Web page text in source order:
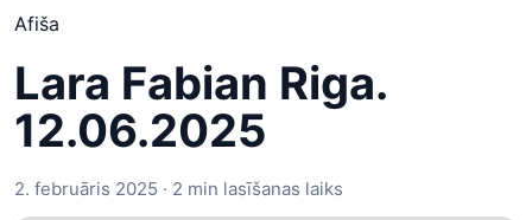
Afiša
Lara Fabian Riga.
12.06.2025
2. februāris 2025 · 2 min lasīšanas laiks